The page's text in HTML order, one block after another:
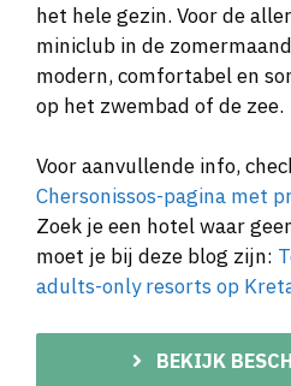
het hele gezin. Voor de
miniclub in de
modern, comfortabel en
op het zwembad of de zee.
Voor aanvullende info,
Chersonissos-pagina met
Zoek je een hotel waar
moet je bij deze blog zijn:
adults-only resorts op
BEKIJK